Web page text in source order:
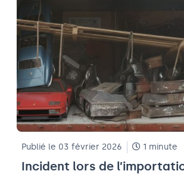
Publié le 03 février 2026 1 minute
Incident lors de